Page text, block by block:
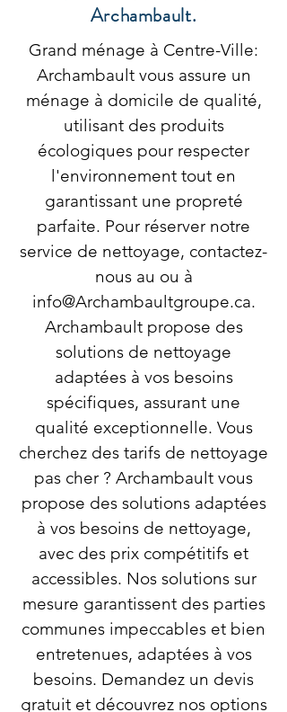
Archambault.
Grand ménage à Centre-Ville:
Archambault vous assure un
ménage à domicile de qualité,
utilisant des produits
écologiques pour respecter
l'environnement tout en
garantissant une propreté
parfaite. Pour réserver notre
service de nettoyage, contactez-
nous au ou à
info@Archambaultgroupe.ca.
Archambault propose des
solutions de nettoyage
adaptées à vos besoins
spécifiques, assurant une
qualité exceptionnelle. Vous
cherchez des tarifs de nettoyage
pas cher ? Archambault vous
propose des solutions adaptées
à vos besoins de nettoyage,
avec des prix compétitifs et
accessibles. Nos solutions sur
mesure garantissent des parties
communes impeccables et bien
entretenues, adaptées à vos
besoins. Demandez un devis
gratuit et découvrez nos options